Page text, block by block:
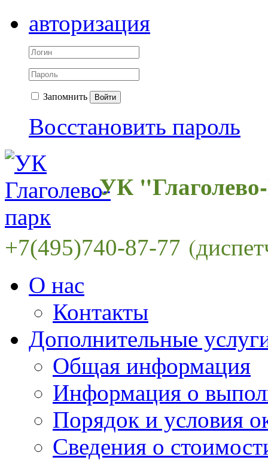
авторизация
Запомнить Войти
Восстановить пароль
УК
+7(495)740-87-77
О нас
Контакты
Дополнительные
Общая информация
Информация о
Порядок и условия
Сведения о